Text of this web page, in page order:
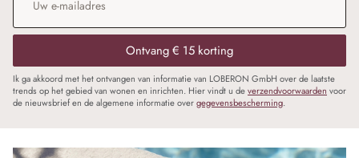
Ontvang € 15 korting
Ik ga akkoord met het ontvangen van informatie van LOBERON GmbH over de laatste
trends op het gebied van wonen en inrichten. Hier vindt u deverzendvoorwaarden voor
de nieuwsbrief en de algemene informatie overgegevensbescherming.